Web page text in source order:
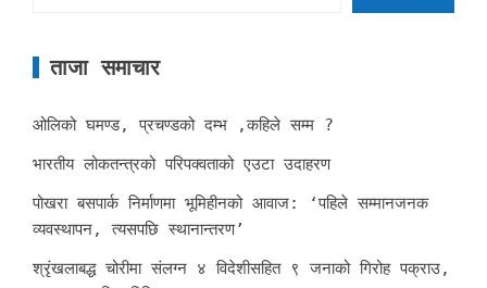
ताजा समाचार
ओलिको घमण्ड, प्रचण्डको दम्भ ,कहिले सम्म ?
भारतीय लोकतन्त्रको परिपक्वताको एउटा उदाहरण
पोखरा बसपार्क निर्माणमा भूमिहीनको आवाज: ‘पहिले सम्मानजनक
व्यवस्थापन, त्यसपछि स्थानान्तरण’
श्रृंखलाबद्ध चोरीमा संलग्न ४ विदेशीसहित ९ जनाको गिरोह पक्राउ,